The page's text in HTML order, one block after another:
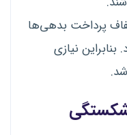
پرداخت بدهی‌ها
نیازی